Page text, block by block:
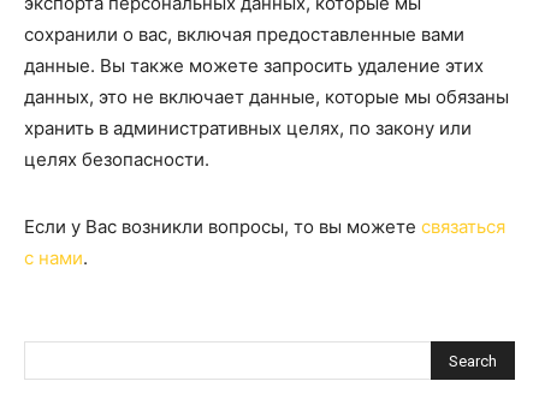
сохранили о вас, включая предоставленные вами
данные. Вы также можете запросить удаление этих
данных, это не включает данные, которые мы обязаны
хранить в административных целях, по закону или
целях безопасности.
Если у Вас возникли вопросы, то вы можете связаться
с нами.